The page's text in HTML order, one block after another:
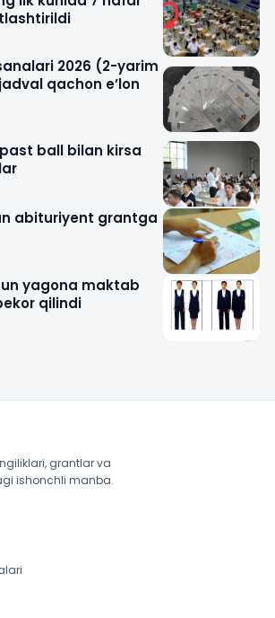
2026 (2-yarim
qachon e’lon
ball bilan kirsa
abituriyent grantga
yagona maktab
qilindi
grantlar va
ishonchli manba.